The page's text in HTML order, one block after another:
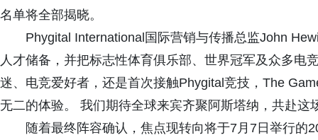
名单将全部揭晓。
Phygital International国际营销与传播总监John
人才储备，并把标志性体育俱乐部、世界冠军及众多电
迷、电竞爱好者，还是首次接触Phygital竞技，The
无二的体验。 我们期待全球来宾齐聚阿斯塔纳，共赴
随着最终阵容确认，焦点现转向将于7月7日举行的